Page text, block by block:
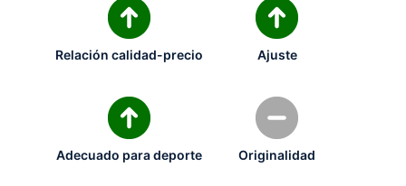
Relación calidad-precio Ajuste
Adecuado para deporte Originalidad